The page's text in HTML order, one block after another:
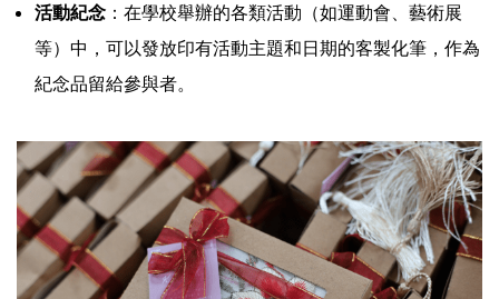
活動紀念 ：在學校舉辦的各類活動（如運動會、藝術展
等）中，可以發放印有活動主題和日期的客製化筆，作為
紀念品留給參與者。